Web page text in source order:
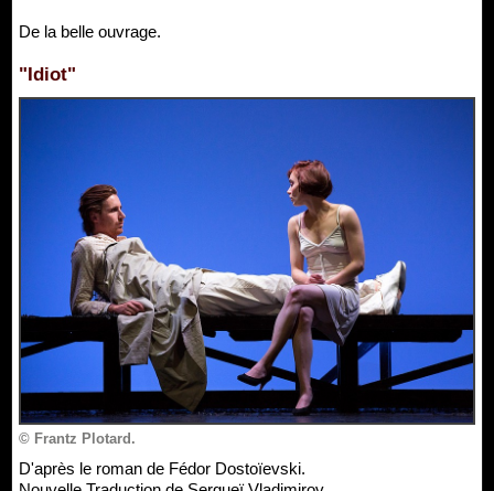
De la belle ouvrage.
"Idiot"
© Frantz Plotard.
D'après le roman de Fédor Dostoïevski.